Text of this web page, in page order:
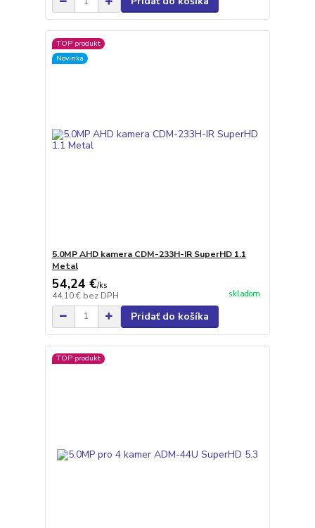
TOP produkt
Novinka
5.0MP AHD kamera CDM-233H-IR SuperHD 1.1
Metal
54,24 €/ks
44,10 € bez DPH skladom
Pridať do košíka
TOP produkt